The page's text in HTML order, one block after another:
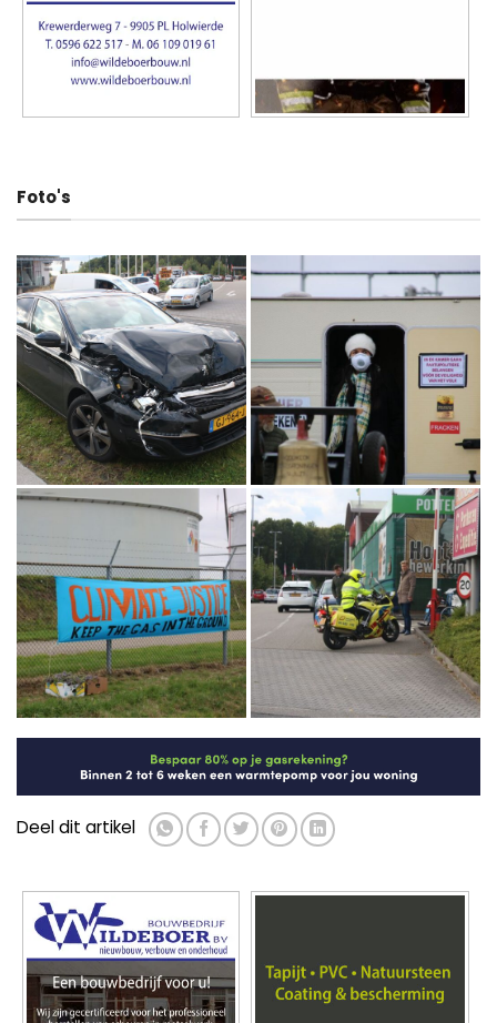
Foto's
Deel dit artikel